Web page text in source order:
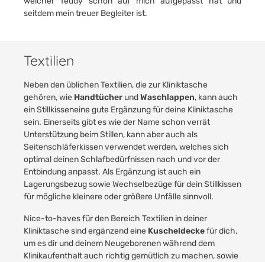
seitdem mein treuer Begleiter ist.
Textilien
Neben den üblichen Textilien, die zur Kliniktasche
gehören, wie Handtücher undWaschlappen, kann auch
einStillkisseneine gute Ergänzung für deine Kliniktasche
sein. Einerseits gibt es wie der Name schon verrät
Unterstützung beim Stillen, kann aber auch als
Seitenschläferkissen verwendet werden, welches sich
optimal deinen Schlafbedürfnissen nach und vor der
Entbindung anpasst. Als Ergänzung ist auch ein
LagerungsbezugsowieWechselbezügefür dein Stillkissen
für mögliche kleinere oder größere Unfälle sinnvoll.
Nice-to-haves für den Bereich Textilien in deiner
Kliniktasche sind ergänzend eine Kuscheldeckefür dich,
um es dir und deinem Neugeborenen während dem
Klinikaufenthalt auch richtig gemütlich zu machen, sowie